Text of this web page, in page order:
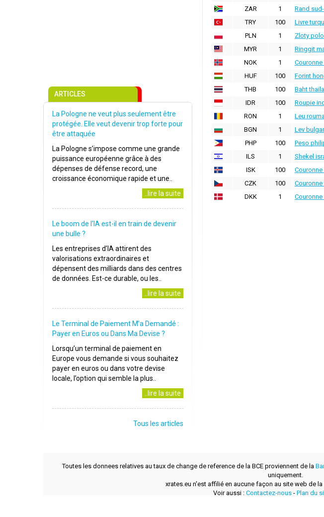
ZAR
1 Rand
TRY
100 Livre
PLN
1 Zloty
MYR
1 Ringgit
NOK
1
HUF
100 Forint
THB
100 Baht
IDR
100 Roupie
RON
1 Leu
BGN
1 Lev
PHP
100 Peso
ILS
1 Shekel
ISK
100
CZK
100
DKK
1
ARTICLES
La Pologne ne veut plus seulement être
protégée. Elle veut devenir trop forte pour
être attaquée
La Pologne s’impose comme une grande
puissance européenne grâce à des
dépenses de défense record, une
croissance économique rapide et une..
..lire la suite
Le boom de l’IA est-il en train de devenir
une bulle ?
Les entreprises d’IA attirent des
valorisations extraordinaires et
dépensent des milliards dans des centres
de données. Est-ce durable, ou les..
..lire la suite
Le Terminal de Paiement M’a Demandé :
Payer en Euros ou Dans Ma Devise ?
Lorsqu’un terminal de paiement en
Europe vous demande si vous souhaitez
payer en euros ou dans votre devise
locale, l’option qui semble la plus..
..lire la suite
Tous les articles
Toutes les donnees relatives au taux de change de reference de la BCE proviennent de la
uniquement.
xrates.eu n'est affilié en aucune façon au site web de
Voir aussi : Contactez-nous- Plan du